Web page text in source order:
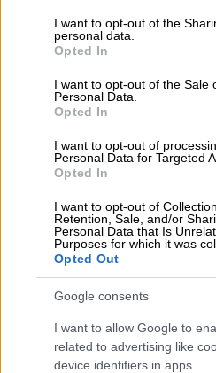
not limited to your visit or usage
grant or deny consent to Google
use your data for below
consent section.
I want to opt-out of the
personal data.
Opted In
I want to opt-out of the Sale
Personal Data.
Opted In
I want to opt-out of
Personal Data for Targeted
Opted In
I want to opt-out of
Retention, Sale, and/or
Personal Data that Is
Purposes for which it was
Opted Out
Google consents
I want to allow Google to
related to advertising like
device identifiers in apps.
Οι δύο πλευρές έχουν
από προτάσεις και
πρόσωπο με πρόσωπο
Πακιστάν , αλλά δεν
βασικά ζητήματα,
πυρηνικού
Τεχεράνηέχει
την πλωτή οδό στην
διακόπτοντας περίπου
παγκόσμιου
οδηγώντας σε
πολλές χώρες και σε
παγκοσμίως.